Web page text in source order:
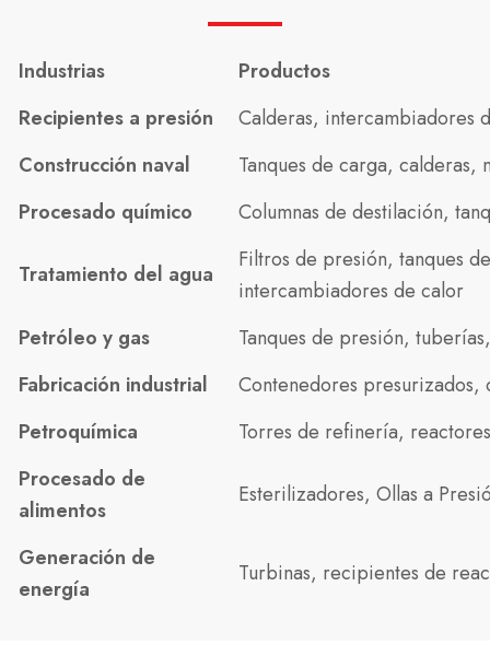
Industrias
Productos
Recipientes a presión
Calderas, intercambiadores
Construcción naval
Tanques de carga,
Procesado químico
Columnas de destilación,
Tratamiento del agua
Filtros de presión, tanques
intercambiadores de calor
Petróleo y gas
Tanques de presión,
Fabricación industrial
Contenedores
Petroquímica
Torres de refinería,
Procesado de
alimentos
Esterilizadores, Ollas a
Generación de
energía
Turbinas, recipientes de